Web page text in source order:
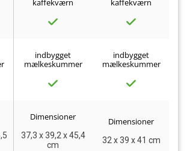
kaffekværn
kaffekværn
indbygget
mælkeskummer
indbygget
mælkeskummer
Dimensioner
37,3 x 39,2 x 45,4
cm
Dimensioner
32 x 39 x 41 cm